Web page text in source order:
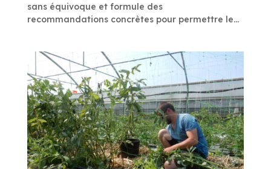
sans équivoque et formule des
recommandations concrètes pour permettre le...